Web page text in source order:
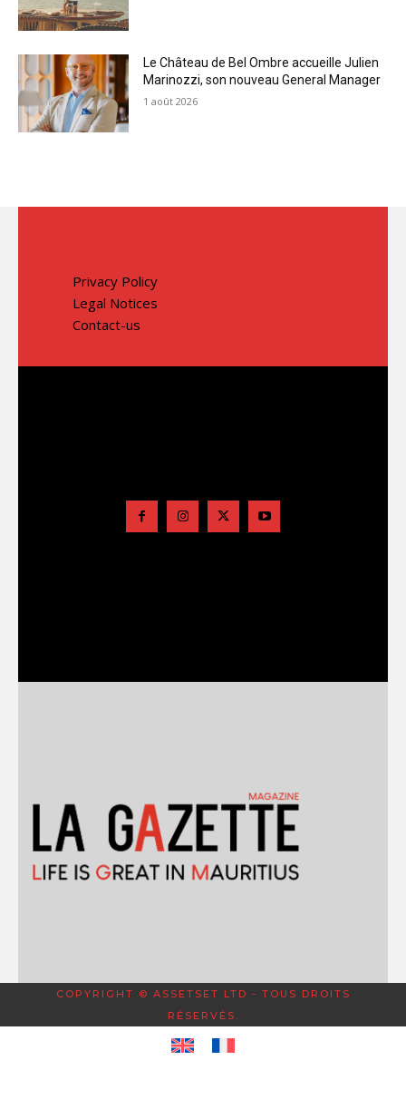
Le Château de Bel Ombre accueille Julien
Marinozzi, son nouveau General Manager
1 août 2026
Privacy Policy
Legal Notices
Contact-us
COPYRIGHT © ASSETSET LTD - TOUS DROITS
RÉSERVÉS.